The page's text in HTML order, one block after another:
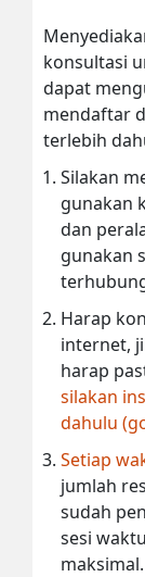
konsultasi
dapat
mendaftar
terlebih
Silakan
gunakan
dan
gunakan
Harap
internet,
harap
silakan
dahulu
Setiap
jumlah
sudah
sesi
maksimal.